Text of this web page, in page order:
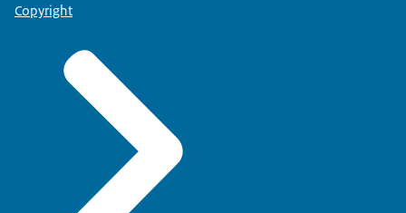
Copyright